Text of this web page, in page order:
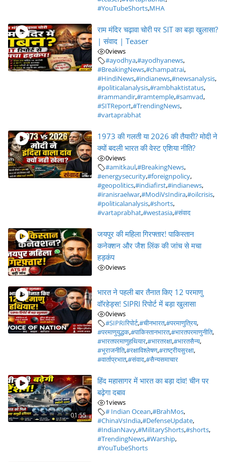
#YouTubeShorts,MHA
राम मंदिर चढ़ावा चोरी पर SIT का बड़ा खुलासा?
| संवाद | Teaser
0views
#ayodhya,#ayodhyanews,
#BreakingNews,#champatrai,
#HindiNews,#indianews,#newsanalysis,
#politicalanalysis,#rambhaktistatus,
#rammandir,#ramtemple,#samvad,
#SITReport,#TrendingNews,
#vartaprabhat
1973 की गलती या 2026 की तैयारी? मोदी ने
क्यों बदली भारत की वेस्ट एशिया नीति?
0views
#amitkaul,#BreakingNews,
#energysecurity,#foreignpolicy,
#geopolitics,#indiafirst,#indianews,
#iranisraelwar,#ModiVsIndira,#oilcrisis,
#politicalanalysis,#shorts,
#vartaprabhat,#westasia,#संवाद
जयपुर की महिला गिरफ्तार! पाकिस्तान
कनेक्शन और जैश लिंक की जांच से मचा
हड़कंप
0views
भारत ने पहली बार तैनात किए 12 परमाणु
वॉरहेड्स! SIPRI रिपोर्ट में बड़ा खुलासा
0views
#SIPRIरिपोर्ट,#चीनभारत,#परमाणुत्रिय,
#परमाणुयुद्धक,#पाकिस्तानभारत,#भारतपरमाणुनीति,
#भारतपरमाणुहथियार,#भारतरक्षा,#भारतसैन्य,
#भूराजनीति,#रक्षाविश्लेषण,#राष्ट्रीयसुरक्षा,
#वार्ताप्रभात,#संवाद,#सैन्यसमाचार
01:55
हिंद महासागर में भारत का बड़ा दांव! चीन पर
बढ़ेगा दबाव
1views
# Indian Ocean,#BrahMos,
#ChinaVsIndia,#DefenseUpdate,
#IndianNavy,#MilitaryShorts,#shorts,
#TrendingNews,#Warship,
#YouTubeShorts